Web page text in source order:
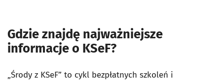
Gdzie znajdę najważniejsze
informacje o KSeF?
„Środy z KSeF” to cykl bezpłatnych szkoleń i